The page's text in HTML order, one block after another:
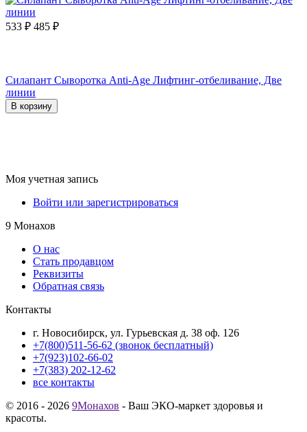
533 ₽ 485 ₽
Силапант Сыворотка Anti-Age Лифтинг-отбеливание, Две
линии
В корзину
Моя учетная запись
Войти или зарегистрироваться
9 Монахов
О нас
Стать продавцом
Реквизиты
Обратная связь
Контакты
г. Новосибирск, ул. Гурьевская д. 38 оф. 126
+7(800)511-56-62 (звонок бесплатный)
+7(923)102-66-02
+7(383) 202-12-62
все контакты
© 2016 - 2026 9Монахов - Ваш ЭКО-маркет здоровья и
красоты.